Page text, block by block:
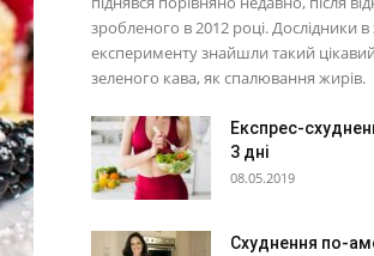
зробленого в 2012 році. Дослідники в
експерименту знайшли такий
зеленого кава, як спалювання жирів.
Експрес-
3 дні
08.05.2019
Схуднення по-